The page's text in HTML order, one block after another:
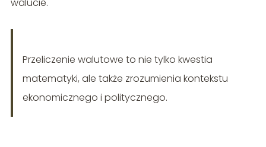
walucie.
Przeliczenie walutowe to nie tylko kwestia
matematyki, ale także zrozumienia kontekstu
ekonomicznego i politycznego.